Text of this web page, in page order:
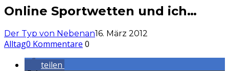
Online Sportwetten und ich…
Der Typ von Nebenan16. März 2012
Alltag0 Kommentare 0
teilen